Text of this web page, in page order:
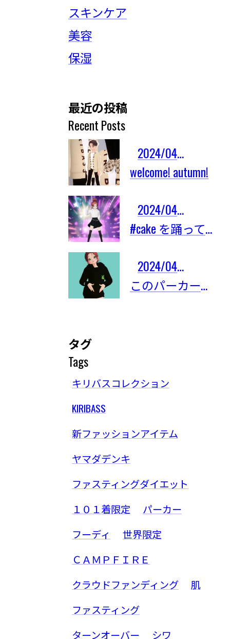
スキンケア
美容
保湿
最近の投稿
Recent Posts
2024/04/03
welcome! autumn!
2024/04/03
#cake を踊ってみたよ！
2024/04/03
このパーカーは限定101着しかないの！
タグ
Tags
キリバスコレクション
KIRIBASS
新ファッションアイテム
ヤマダデンキ
ファスティングダイエット
１０１着限定
パーカー
フーディ
世界限定
ＣＡＭＰＦＩＲＥ
クラウドファンディング
肌
ファスティング
ターンオーバー
シワ